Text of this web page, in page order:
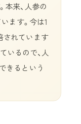
本来、人参の
ます。今は1
されています
いるので、人
きるという